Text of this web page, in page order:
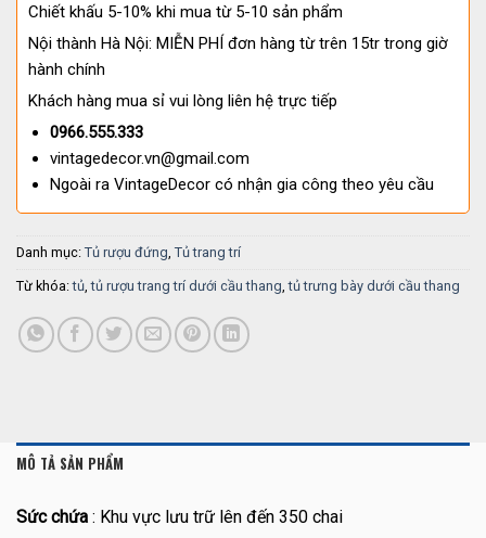
Chiết khấu 5-10% khi mua từ 5-10 sản phẩm
Nội thành Hà Nội: MIỄN PHÍ đơn hàng từ trên 15tr trong giờ
hành chính
Khách hàng mua sỉ vui lòng liên hệ trực tiếp
0966.555.333
vintagedecor.vn@gmail.com
Ngoài ra VintageDecor có nhận gia công theo yêu cầu
Danh mục: Tủ rượu đứng, Tủ trang trí
Từ khóa:tủ,tủ rượu trang trí dưới cầu thang,tủ trưng bày dưới cầu thang
MÔ TẢ SẢN PHẨM
Sức chứa : Khu vực lưu trữ lên đến 350 chai